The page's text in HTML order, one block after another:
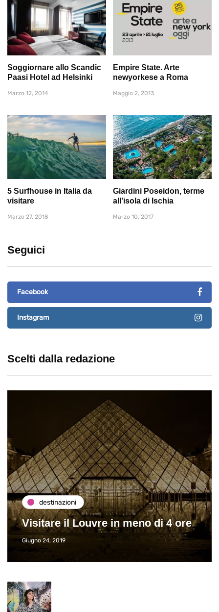
Soggiornare allo Scandic
Paasi Hotel ad Helsinki
Marzo 12, 2014
Empire State. Arte
newyorkese a Roma
Maggio 2, 2013
5 Surfhouse in Italia da
visitare
Marzo 27, 2018
Giardini Poseidon, terme
all’isola di Ischia
Marzo 10, 2017
Seguici
Facebook
Instagram
Scelti dalla redazione
destinazioni
Visitare il Louvre in meno di 4 ore
Giugno 24, 2019